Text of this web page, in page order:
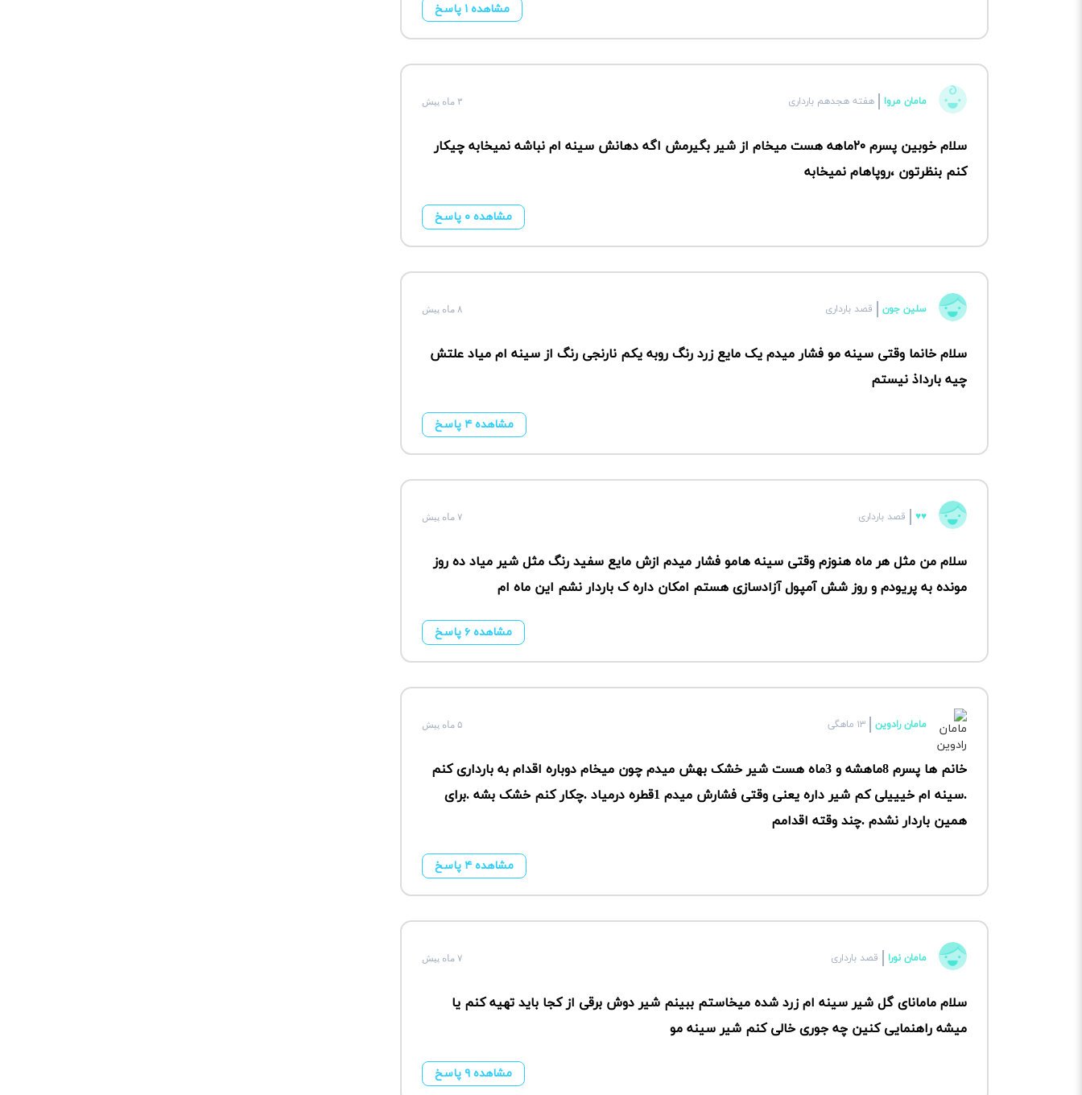
مشاهده ۱ پاسخ
مامان مروا هفته هجدهم بارداری ۳ ماه پیش
سلام خوبین پسرم ۲۰ماهه هست میخام از شیر بگیرمش اگه دهانش سینه ام نباشه نمیخابه چیکار
کنم بنظرتون ،روپاهام نمیخابه
مشاهده ۰ پاسخ
سلین جون قصد بارداری ۸ ماه پیش
سلام خانما وقتی سینه مو فشار میدم یک مایع زرد رنگ روبه یکم نارنجی رنگ از سینه ام میاد علتش
چیه بارداذ نیستم
مشاهده ۴ پاسخ
♥️♥️ قصد بارداری ۷ ماه پیش
سلام من مثل هر ماه هنوزم وقتی سینه هامو فشار میدم ازش مایع سفید رنگ مثل شیر میاد ده روز
مونده به پریودم و روز شش آمپول آزادسازی هستم امکان داره ک باردار نشم این ماه ام
مشاهده ۶ پاسخ
مامان رادوین ۱۳ ماهگی ۵ ماه پیش
خانم ها پسرم 8ماهشه و 3ماه هست شیر خشک بهش میدم چون میخام دوباره اقدام به بارداری کنم
.سینه ام خیییلی کم شیر داره یعنی وقتی فشارش میدم 1قطره درمیاد .چکار کنم خشک بشه .برای
همین باردار نشدم .چند وقته اقدامم
مشاهده ۴ پاسخ
مامان نورا قصد بارداری ۷ ماه پیش
سلام مامانای گل شیر سینه ام زرد شده میخاستم ببینم شیر دوش برقی از کجا باید تهیه کنم یا
میشه راهنمایی کنین چه جوری خالی کنم شیر سینه مو
مشاهده ۹ پاسخ